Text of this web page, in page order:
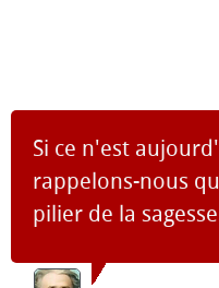
Si ce n'est
rappelons-nous
pilier de la